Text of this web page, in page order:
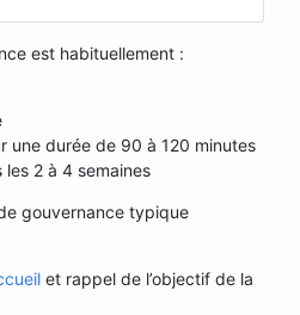
est habituellement :
une durée de 90 à 120 minutes
2 à 4 semaines
gouvernance typique
et rappel de l’objectif de la